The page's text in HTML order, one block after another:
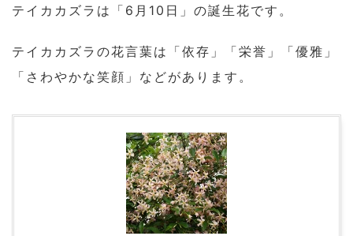
テイカカズラは「6月10日」の誕生花です。
テイカカズラの花言葉は「依存」「栄誉」「優雅」
「さわやかな笑顔」などがあります。